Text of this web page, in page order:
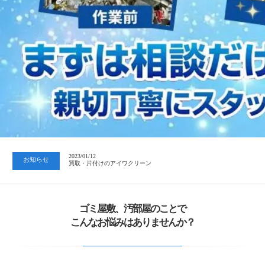
お知らせ
2023/01/12
買取・片付けのアイワクリーン
2023/07/24
中日新聞 岐阜版「空き家対策SOS」コーナーに掲載いただきまし…
2023/01/12
買取・片付けのアイワクリーン
ゴミ屋敷、汚部屋のことで
こんなお悩みはありませんか？